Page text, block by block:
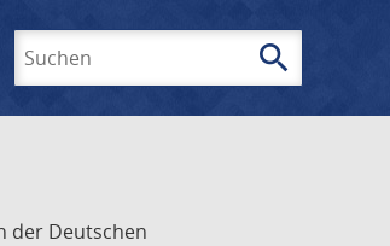
search
der Deutschen